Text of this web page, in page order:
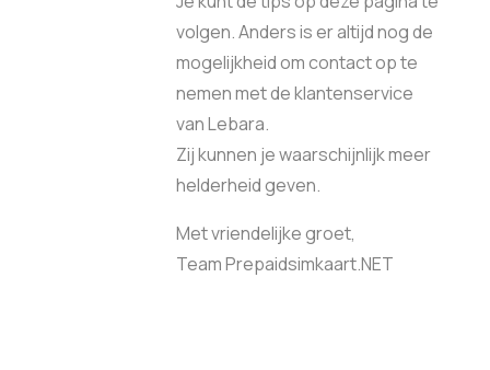
volgen. Anders is er altijd nog de
mogelijkheid om contact op te
nemen met de klantenservice
van Lebara.
Zij kunnen je waarschijnlijk meer
helderheid geven.
Met vriendelijke groet,
Team Prepaidsimkaart.NET